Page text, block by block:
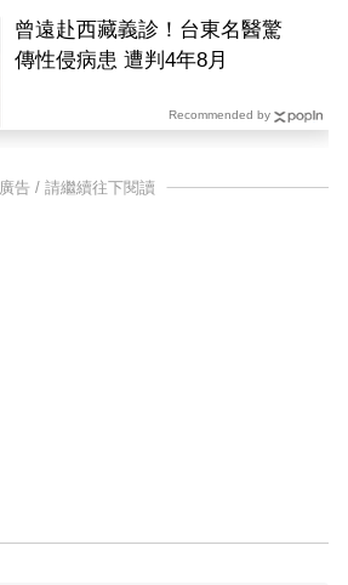
曾遠赴西藏義診！台東名醫驚
傳性侵病患 遭判4年8月
Recommended by
廣告 / 請繼續往下閱讀